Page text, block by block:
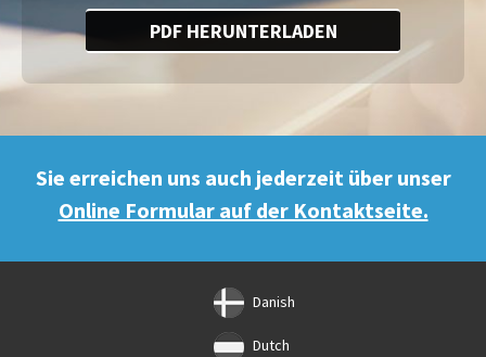
PDF HERUNTERLADEN
Sie erreichen uns auch jederzeit über unser
Online Formular auf der Kontaktseite.
Danish
Dutch